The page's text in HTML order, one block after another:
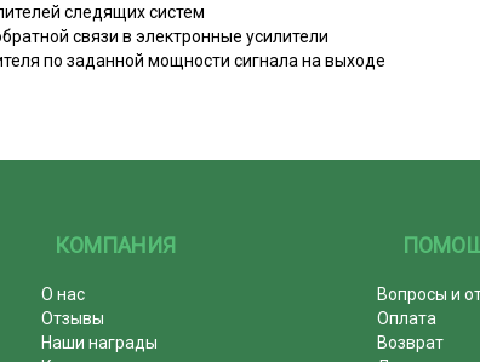
следящих систем
связи в электронные усилители
по заданной мощности сигнала на выходе
КОМПАНИЯ
О нас
Отзывы
Наши награды
Вопросы и
Оплата
Возврат